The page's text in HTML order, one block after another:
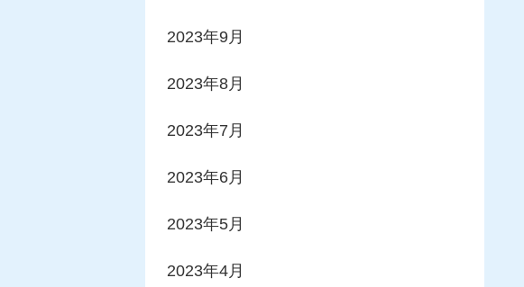
2023年9月
2023年8月
2023年7月
2023年6月
2023年5月
2023年4月